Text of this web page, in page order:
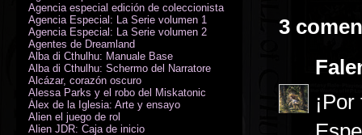
3
Agencia especial edición de coleccionista
Agencia Especial: La Serie volumen 1
Agencia Especial: La Serie volumen 2
Agentes de Dreamland
Alba di Cthulhu: Manuale Base
Alba di Cthulhu: Schermo del Narratore
Alcázar, corazón oscuro
Alessa Parks y el robo del Miskatonic
Álex de la Iglesia: Arte y ensayo
Alien el juego de rol
Alien JDR: Caja de inicio